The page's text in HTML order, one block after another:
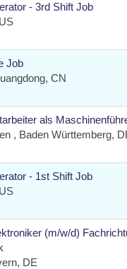
- 3rd Shift Job
Job
CN
als
, Baden Württemberg,
- 1st Shift Job
(m/w/d)
DE